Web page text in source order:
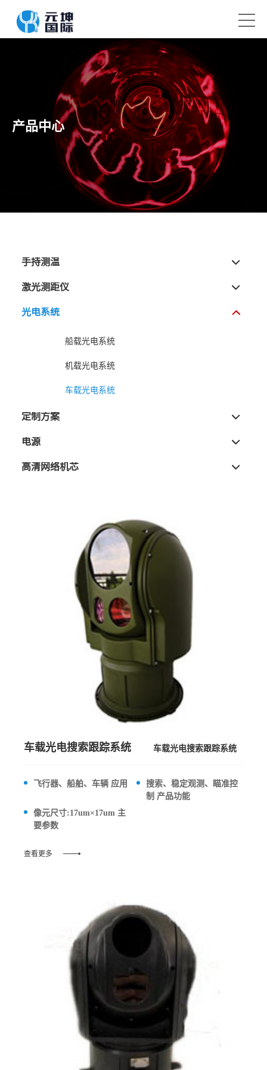
产品中心
手持测温
激光测距仪
光电系统
船载光电系统
机载光电系统
车载光电系统
定制方案
电源
高清网络机芯
车载光电搜索跟踪系统 车载光电搜索跟踪系统
飞行器、船舶、车辆 应用
搜索、稳定观测、瞄准控
制 产品功能
像元尺寸:17um×17um 主
要参数
查看更多